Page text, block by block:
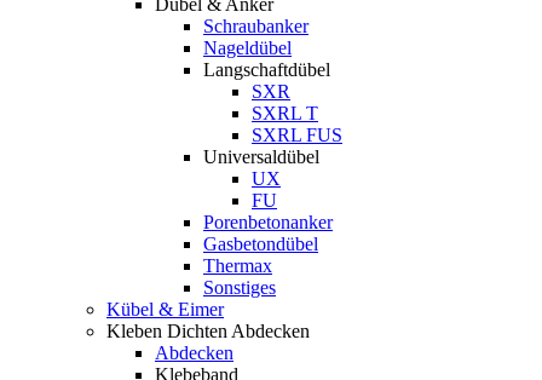
Dübel & Anker
Schraubanker
Nageldübel
Langschaftdübel
SXR
SXRL T
SXRL FUS
Universaldübel
UX
FU
Porenbetonanker
Gasbetondübel
Thermax
Sonstiges
Kübel & Eimer
Kleben Dichten Abdecken
Abdecken
Klebeband